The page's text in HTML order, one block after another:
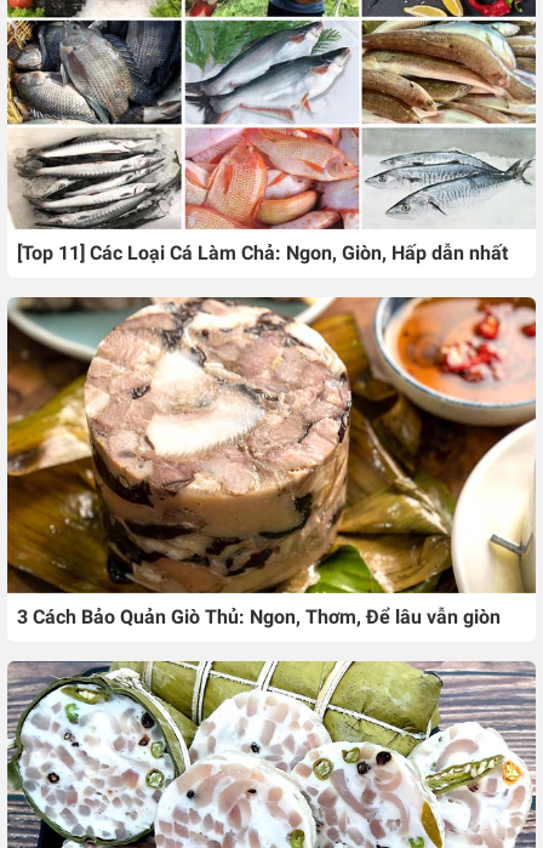
[Top 11] Các Loại Cá Làm Chả: Ngon, Giòn, Hấp dẫn nhất
3 Cách Bảo Quản Giò Thủ: Ngon, Thơm, Để lâu vẫn giòn